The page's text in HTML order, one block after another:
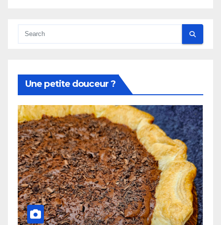
Une petite douceur ?